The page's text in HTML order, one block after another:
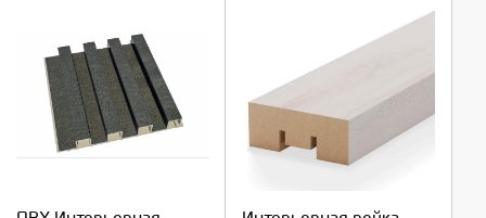
Выберите количество: